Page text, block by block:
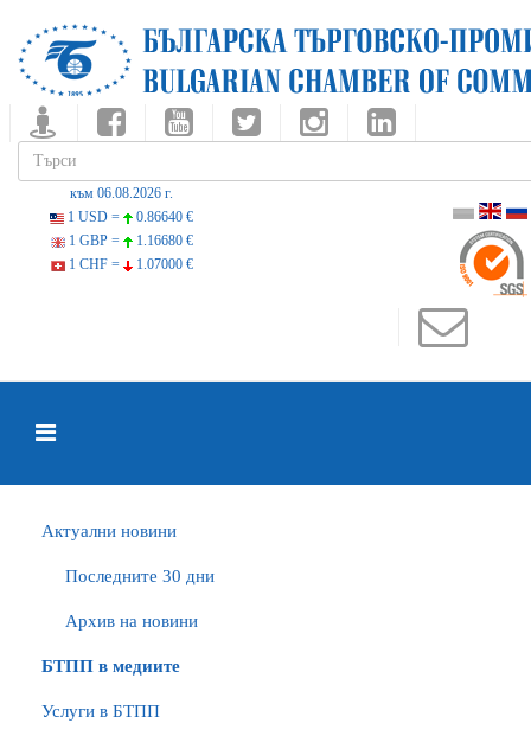
към 06.08.2026 г.
1 USD =
0.86640 €
1 GBP =
1.16680 €
1 CHF =
1.07000 €
Актуални новини
Последните 30 дни
Архив на новини
БTПП в медиите
Услуги в БТПП